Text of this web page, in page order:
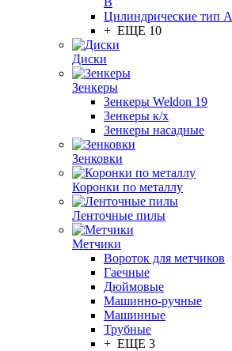
Цилиндрические тип А
+ ЕЩЕ 10
Диски
Зенкеры
Зенкеры Weldon 19
Зенкеры к/х
Зенкеры насадные
Зенковки
Коронки по металлу
Ленточные пилы
Метчики
Вороток для метчиков
Гаечные
Дюймовые
Машинно-ручные
Машинные
Трубные
+ ЕЩЕ 3